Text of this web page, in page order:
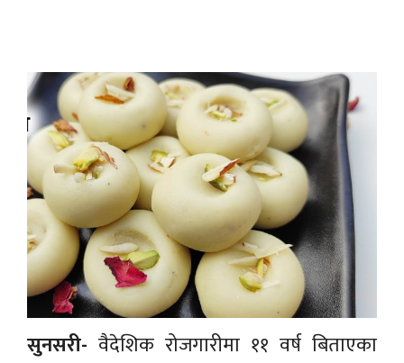
सुनसरी- वैदेशिक रोजगारीमा ११ वर्ष बिताएका